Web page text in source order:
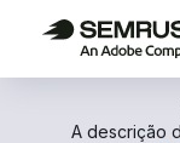
A descrição